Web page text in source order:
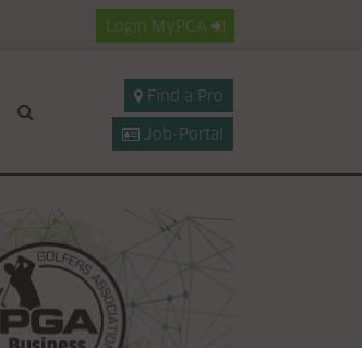
Login MyPGA
Find a Pro
Job-Portal